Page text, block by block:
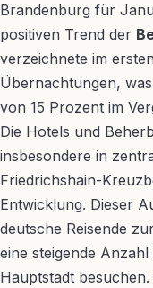
Brandenburg für
positiven Trend der
verzeichnete im
Übernachtungen,
von 15 Prozent im
Die Hotels und
insbesondere in
Friedrichshain-
Entwicklung. Dieser
deutsche Reisende
eine steigende
Hauptstadt